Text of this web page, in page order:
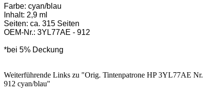
Farbe: cyan/blau
Inhalt: 2,9 ml
Seiten: ca. 315 Seiten
OEM-Nr.: 3YL77AE - 912
*bei 5% Deckung
Weiterführende Links zu "Orig. Tintenpatrone HP 3YL77AE Nr.
912 cyan/blau"